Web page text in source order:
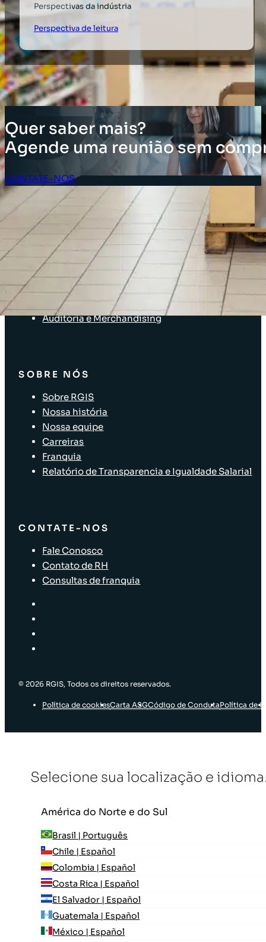
Perspectivas da indústria
Perspectiva de leitura
Quer saber mais?
Agende uma reunião sem
CONTATE-NOS
Acesso do Cliente
SOLUÇÕES
Soluções de inventário
Solução de Software Enterprise
Soluções para a cadeia de suprimentos
Identificação de Ativos
Auditoria e Merchandising
SOBRE NÓS
Sobre RGIS
Nossa história
Nossa equipe
Carreiras
Franquia
Relatório de Transparencia e Igualdade Salarial
CONTATE-NOS
Fale Conosco
Contato de RH
Consultas de franquia
© 2026 RGIS, Todos os direitos reservados.
Política de cookiesCarta ASGCódigo de CondutaPolítica de
Selecione sua localização e
América do Norte e do Sul
Brasil | Português
Chile | Español
Colombia | Español
Costa Rica | Español
El Salvador | Español
Guatemala | Español
México | Español